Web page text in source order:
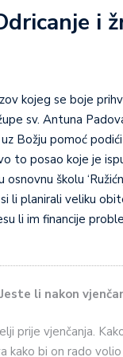
i
kojeg se boje
sv. Antuna
Božju pomoć
to posao koje je
školu
li planirali veliku
li im financije
li nakon
prije vjenčanja.
kako bi on rado